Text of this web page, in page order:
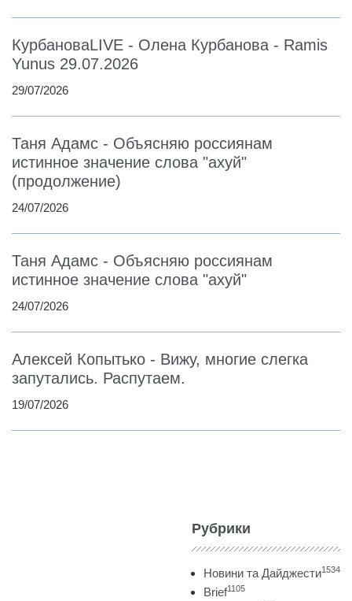
КурбановаLIVE - Олена Курбанова - Ramis
Yunus 29.07.2026
29/07/2026
Таня Адамс - Объясняю россиянам
истинное значение слова "ахуй"
(продолжение)
24/07/2026
Таня Адамс - Объясняю россиянам
истинное значение слова "ахуй"
24/07/2026
Алексей Копытько - Вижу, многие слегка
запутались. Распутаем.
19/07/2026
Рубрики
Новини та Дайджести1534
Brief1105